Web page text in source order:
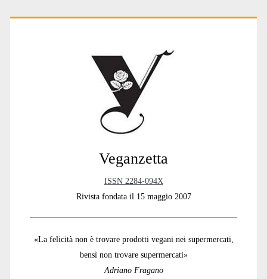
Primary
Veganzetta
ISSN 2284-094X
Rivista fondata il 15 maggio 2007
«La felicità non è trovare prodotti vegani nei supermercati,
bensì non trovare supermercati»
Adriano Fragano